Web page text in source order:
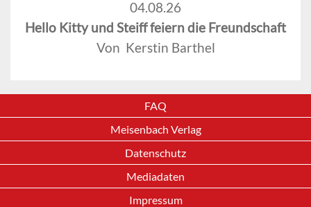
04.08.26
Hello Kitty und Steiff feiern die Freundschaft
Von Kerstin Barthel
FAQ
Meisenbach Verlag
Datenschutz
Mediadaten
Impressum